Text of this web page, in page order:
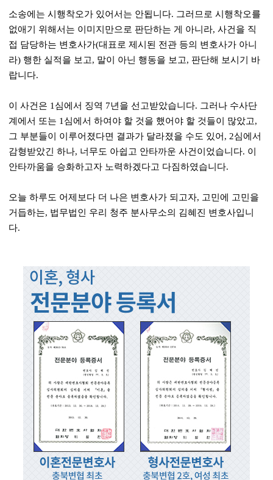
소송에는 시행착오가 있어서는 안됩니다. 그러므로 시행착오를
없애기 위해서는 이미지만으로 판단하는 게 아니라,사건을 직
접 담당하는 변호사가(대표로 제시된 전관 등의 변호사가 아니
라) 행한 실적을 보고, 말이 아닌 행동을 보고, 판단해 보시기 바
랍니다.
이 사건은 1심에서 징역 7년을 선고받았습니다. 그러나 수사단
계에서 또는 1심에서 하여야 할 것을 했어야 할 것들이 많았고,
그 부분들이 이루어졌다면 결과가 달라졌을 수도 있어 , 2심에서
감형받았긴 하나, 너무도 아쉽고 안타까운 사건이었습니다. 이
안타까움을 승화하고자 노력하겠다고 다짐하였습니다.
오늘 하루도 어제보다 더 나은 변호사가 되고자, 고민에 고민을
거듭하는, 법무법인 우리 청주 분사무소의 김혜진 변호사입니
다.